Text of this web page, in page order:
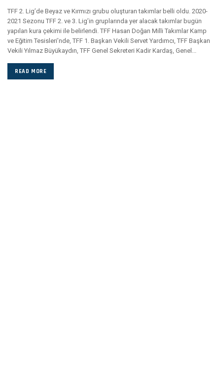
TFF 2. Lig’de Beyaz ve Kırmızı grubu oluşturan takımlar belli oldu. 2020-
2021 Sezonu TFF 2. ve 3. Lig’in gruplarında yer alacak takımlar bugün
yapılan kura çekimi ile belirlendi. TFF Hasan Doğan Milli Takımlar Kamp
ve Eğitim Tesisleri’nde, TFF 1. Başkan Vekili Servet Yardımcı, TFF Başkan
Vekili Yılmaz Büyükaydın, TFF Genel Sekreteri Kadir Kardaş, Genel...
READ MORE